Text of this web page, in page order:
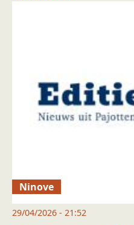
Ninove
29/04/2026 - 21:52